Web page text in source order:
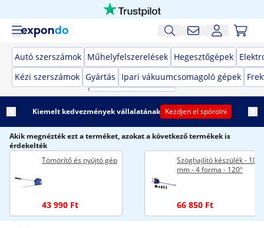
Autó szerszámok Műhelyfelszerelések Hegesztőgépek
Kézi szerszámok Gyártás Ipari vákuumcsomagoló gépek
Kiemelt kedvezmények vállalatának Kezdjen el spórolni
Akik megnézték ezt a terméket, azokat a következő termékek is
érdekelték
Tömörítő és nyújtó gép
43 990 Ft
Szöghajlító készülék - 100
mm - 4 forma - 120°
66 850 Ft